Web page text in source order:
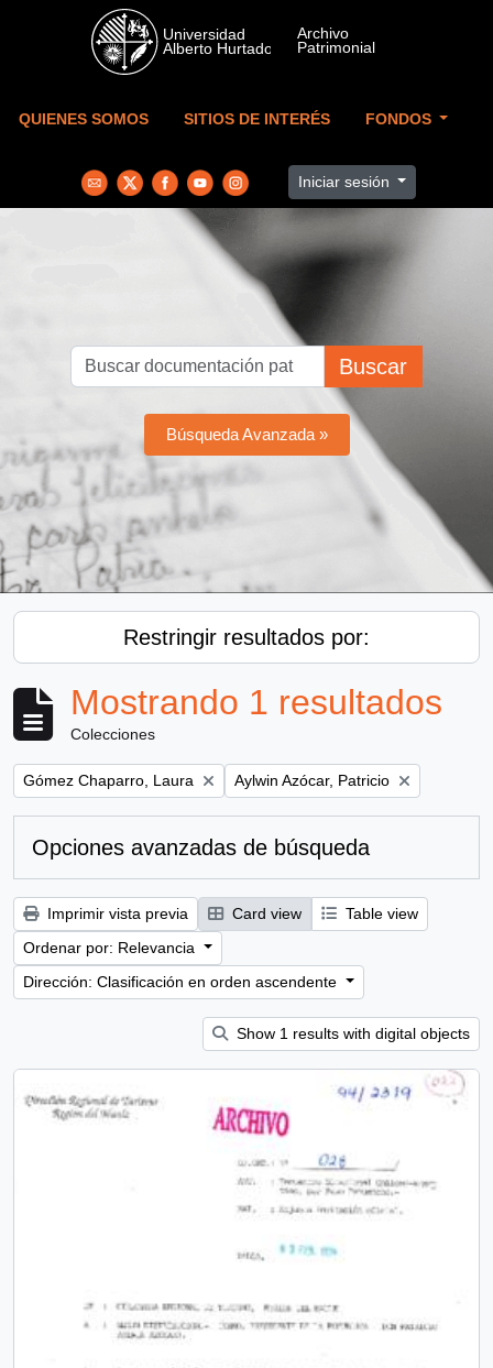
Skip to main content
QUIENES SOMOS SITIOS DE INTERÉS FONDOS
Iniciar sesión
Buscar
Búsqueda Avanzada »
Restringir resultados por:
Mostrando 1 resultados
Colecciones
Remove filter:
Gómez Chaparro, Laura Remove filter:
Aylwin Azócar, Patricio
Opciones avanzadas de búsqueda
Imprimir vista previa Card view
Table view
Ordenar por: Relevancia
Dirección: Clasificación en orden ascendente
Show 1 results with digital objects